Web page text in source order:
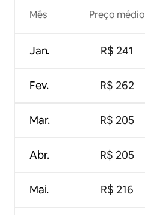
Mês
Jan.
Fev.
Mar.
Abr.
Mai.
Preço médio
R$ 241
R$ 262
R$ 205
R$ 205
R$ 216